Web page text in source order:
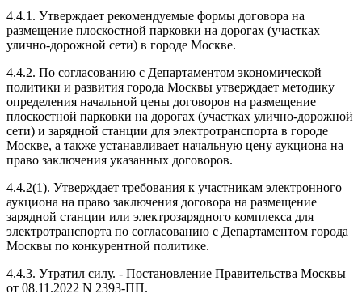
4.4.1. Утверждает рекомендуемые формы договора на
размещение плоскостной парковки на дорогах (участках
улично-дорожной сети) в городе Москве.
4.4.2. По согласованию с Департаментом экономической
политики и развития города Москвы утверждает методику
определения начальной цены договоров на размещение
плоскостной парковки на дорогах (участках улично-дорожной
сети) и зарядной станции для электротранспорта в городе
Москве, а также устанавливает начальную цену аукциона на
право заключения указанных договоров.
4.4.2(1). Утверждает требования к участникам электронного
аукциона на право заключения договора на размещение
зарядной станции или электрозарядного комплекса для
электротранспорта по согласованию с Департаментом города
Москвы по конкурентной политике.
4.4.3. Утратил силу. - Постановление Правительства Москвы
от 08.11.2022 N 2393-ПП.